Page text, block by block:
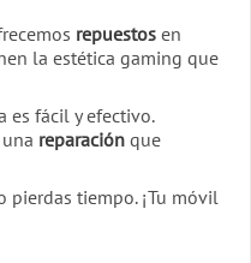
repuestos en
la estética gaming que
es fácil y efectivo.
reparación que
pierdas tiempo. ¡Tu móvil